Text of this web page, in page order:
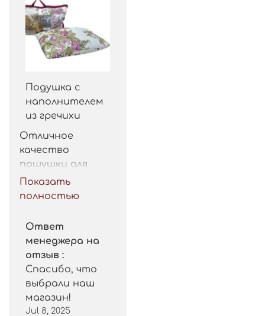
Подушка с
наполнителем
из гречихи
Отличное
качество
пошушки для
такой цены.
Рекомендую.
Показать
полностью
Ответ
менеджера на
отзыв :
Спасибо, что
выбрали наш
магазин!
Jul 8, 2025